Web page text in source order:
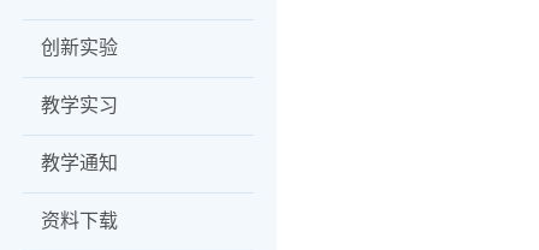
创新实验
教学实习
教学通知
资料下载